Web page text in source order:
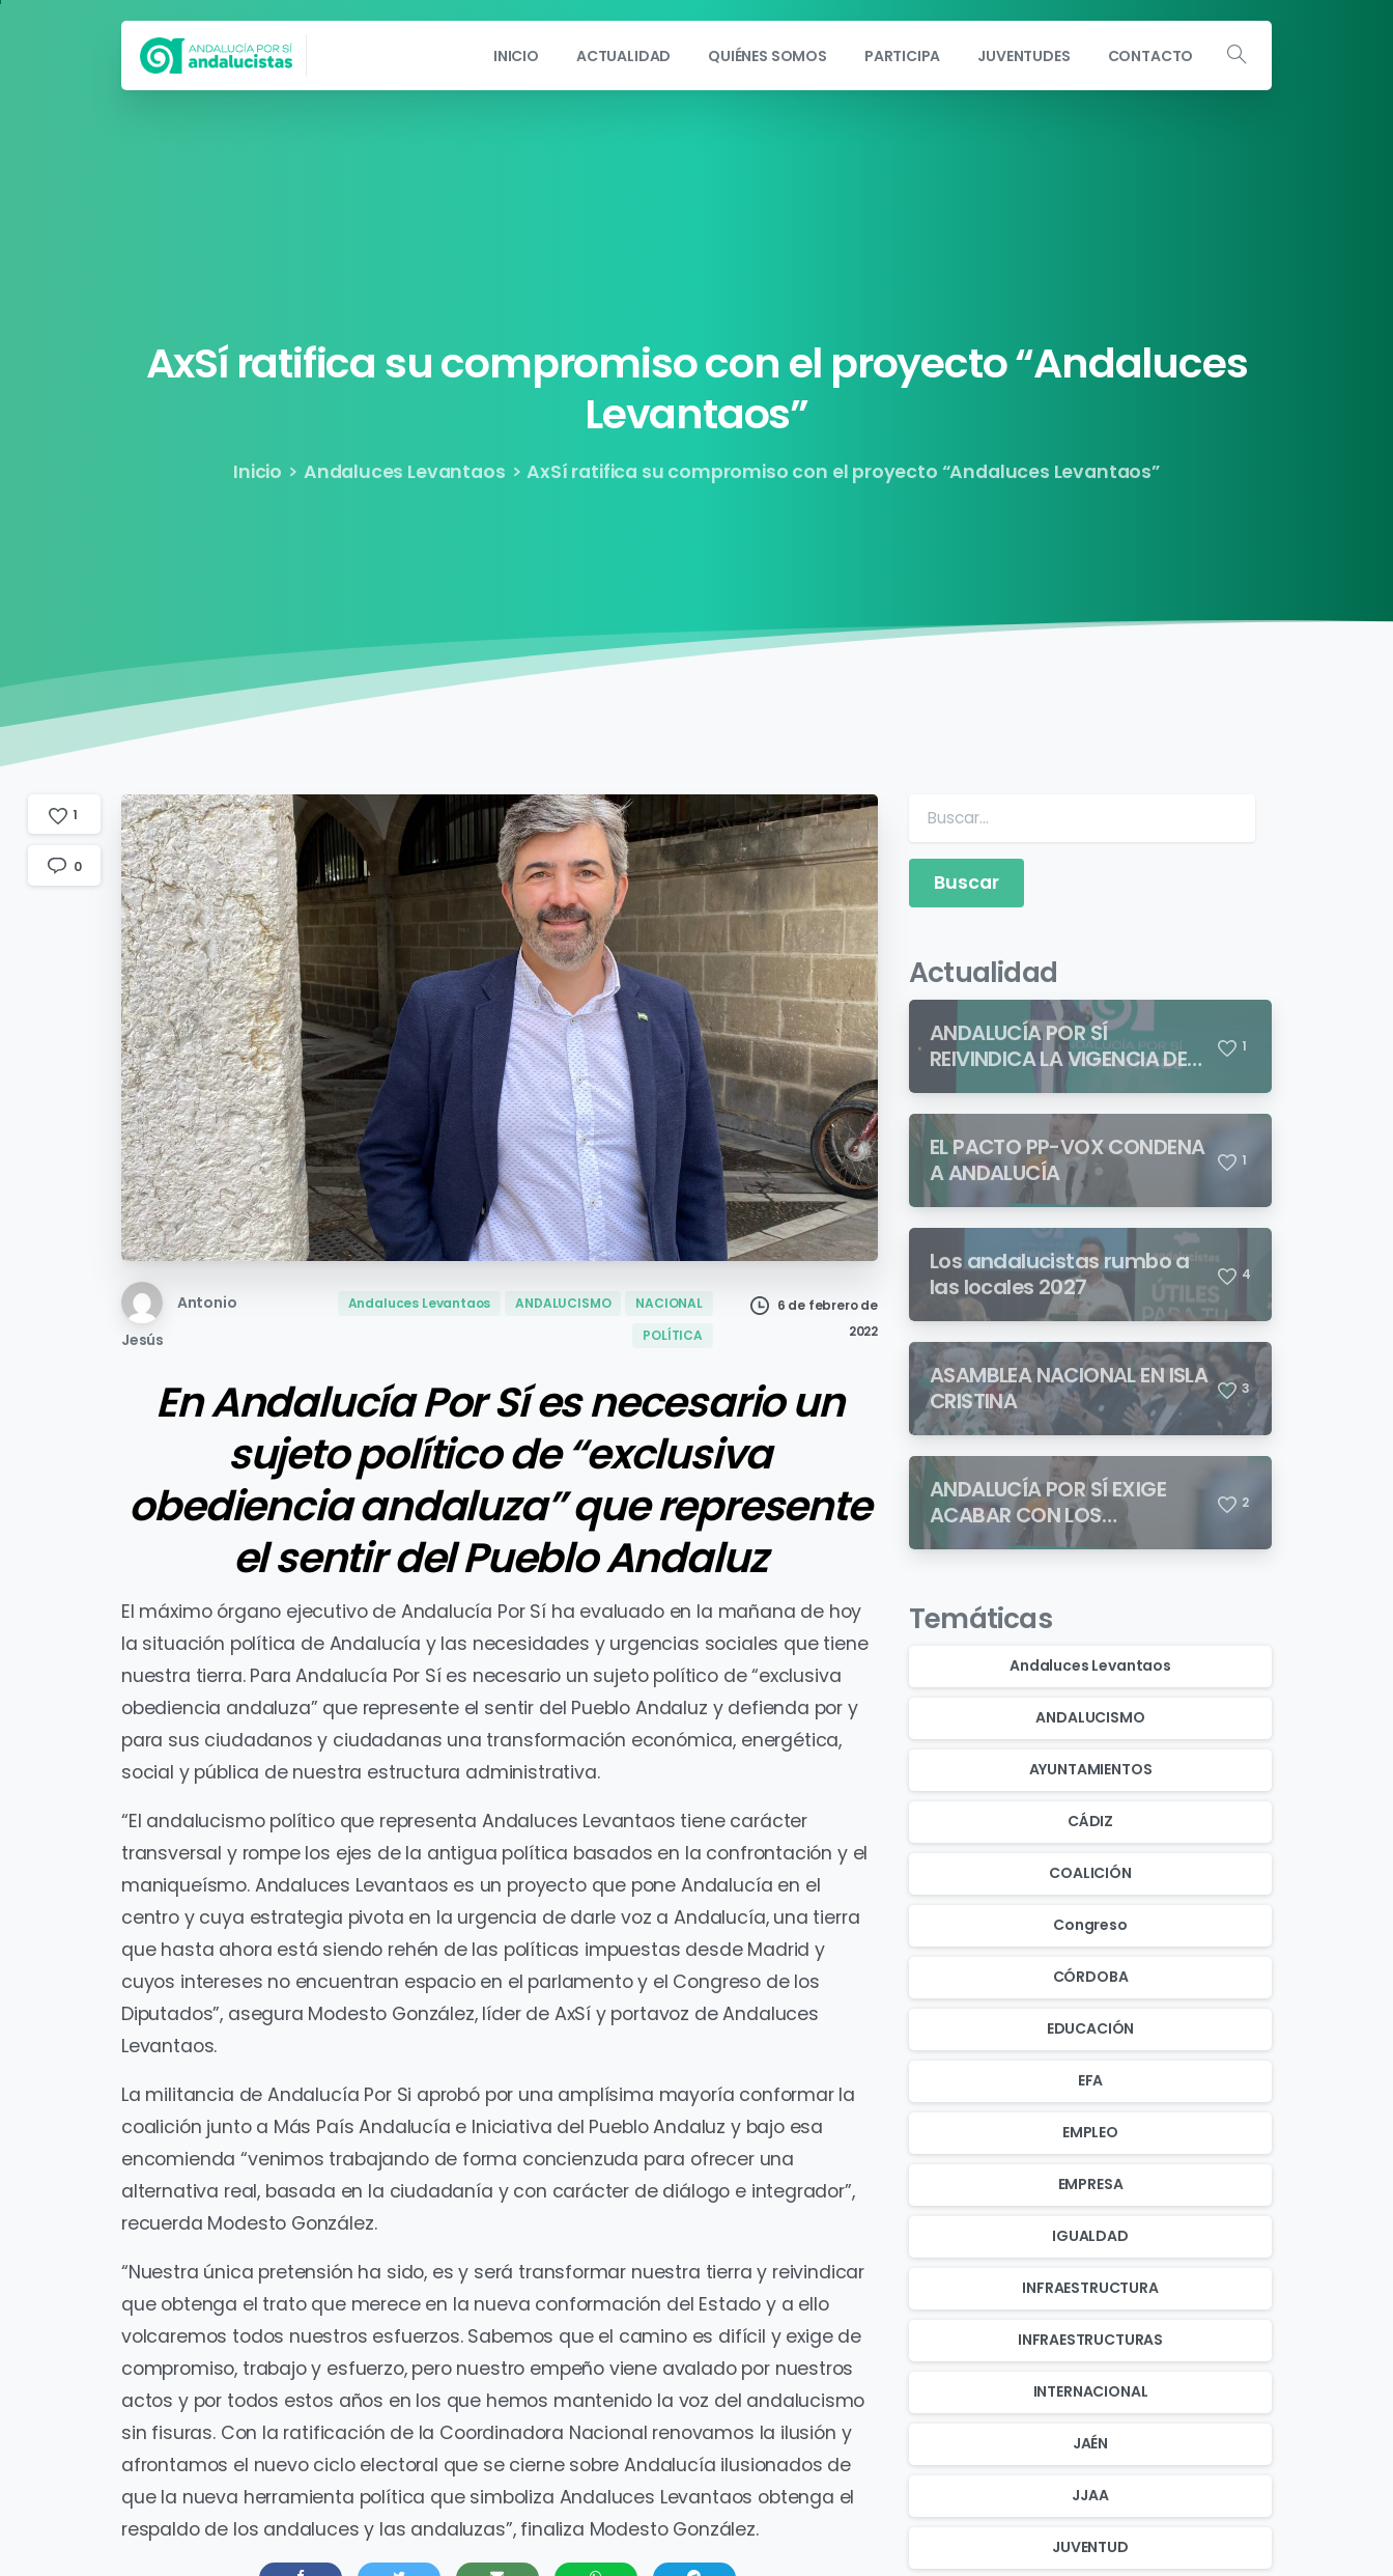
INICIO ACTUALIDAD QUIÉNES SOMOS PARTICIPA JUVENTUDES CONTACTO
AxSíratificasucompromisoconel proyecto“Andaluces
Levantaos”
Inicio Andaluces Levantaos AxSí ratifica su compromiso con el proyecto “Andaluces Levantaos”
Antonio
Jesús
Andaluces Levantaos ANDALUCISMO
NACIONAL
POLÍTICA
6 de febrero de
2022
En Andalucía Por Sí es necesario un
sujeto político de “exclusiva
obediencia andaluza” que represente
el sentir del Pueblo Andaluz
El máximo órgano ejecutivo de Andalucía Por Sí ha evaluado en la mañana de hoy
la situación política de Andalucía y las necesidades y urgencias sociales que tiene
nuestra tierra. Para Andalucía Por Sí es necesario un sujeto político de “exclusiva
obediencia andaluza” que represente el sentir del Pueblo Andaluz y defienda por y
para sus ciudadanos y ciudadanas una transformación económica, energética,
social y pública de nuestra estructura administrativa.
“El andalucismo político que representa Andaluces Levantaos tiene carácter
transversal y rompe los ejes de la antigua política basados en la confrontación y el
maniqueísmo. Andaluces Levantaos es un proyecto que pone Andalucía en el
centro y cuya estrategia pivota en la urgencia de darle voz a Andalucía, una tierra
que hasta ahora está siendo rehén de las políticas impuestas desde Madrid y
cuyos intereses no encuentran espacio en el parlamento y el Congreso de los
Diputados”, asegura Modesto González, líder de AxSí y portavoz de Andaluces
Levantaos.
La militancia de Andalucía Por Si aprobó por una amplísima mayoría conformar la
coalición junto a Más País Andalucía e Iniciativa del Pueblo Andaluz y bajo esa
encomienda “venimos trabajando de forma concienzuda para ofrecer una
alternativa real, basada en la ciudadanía y con carácter de diálogo e integrador”,
recuerda Modesto González.
“Nuestra única pretensión ha sido, es y será transformar nuestra tierra y reivindicar
que obtenga el trato que merece en la nueva conformación del Estado y a ello
volcaremos todos nuestros esfuerzos. Sabemos que el camino es difícil y exige de
compromiso, trabajo y esfuerzo, pero nuestro empeño viene avalado por nuestros
actos y por todos estos años en los que hemos mantenido la voz del andalucismo
sin fisuras. Con la ratificación de la Coordinadora Nacional renovamos la ilusión y
afrontamos el nuevo ciclo electoral que se cierne sobre Andalucía ilusionados de
que la nueva herramienta política que simboliza Andaluces Levantaos obtenga el
respaldo de los andaluces y las andaluzas”, finaliza Modesto González.
1
0
Actualidad
ANDALUCÍA POR SÍ
REIVINDICA LA VIGENCIA DE
BLAS INFANTE FRENTE A
QUIENES PRETENDEN NEGAR
LA IDENTIDAD ANDALUZA
1
EL PACTO PP-VOX CONDENA
A ANDALUCÍA
1
Los andalucistas rumbo a
las locales 2027
4
ASAMBLEA NACIONAL EN ISLA
CRISTINA
3
ANDALUCÍA POR SÍ EXIGE
ACABAR CON LOS
ASENTAMIENTOS
2
Temáticas
Andaluces Levantaos
ANDALUCISMO
AYUNTAMIENTOS
CÁDIZ
COALICIÓN
Congreso
CÓRDOBA
EDUCACIÓN
EFA
EMPLEO
EMPRESA
IGUALDAD
INFRAESTRUCTURA
INFRAESTRUCTURAS
INTERNACIONAL
JAÉN
JJAA
JUVENTUD